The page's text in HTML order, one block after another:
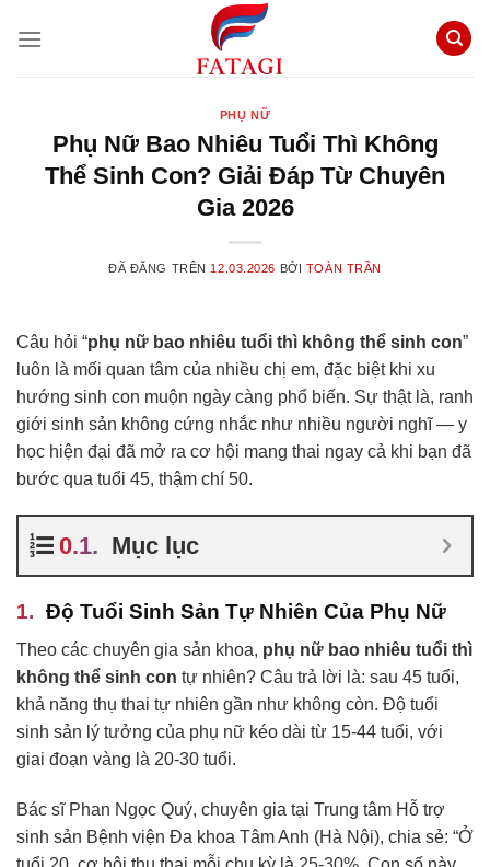
đến
PHỤ NỮ
Phụ Nữ Bao Nhiêu Tuổi Thì Không
Thể Sinh Con? Giải Đáp Từ Chuyên
Gia 2026
ĐÃ ĐĂNG TRÊN 12.03.2026 BỞI TOÀN TRẦN
Câu hỏi “phụ nữ bao nhiêu tuổi thì không thể sinh con”
luôn là mối quan tâm của nhiều chị em, đặc biệt khi xu
hướng sinh con muộn ngày càng phổ biến. Sự thật là, ranh
giới sinh sản không cứng nhắc như nhiều người nghĩ — y
học hiện đại đã mở ra cơ hội mang thai ngay cả khi bạn đã
bước qua tuổi 45, thậm chí 50.
Mục lục
Độ Tuổi Sinh Sản Tự Nhiên Của Phụ Nữ
Theo các chuyên gia sản khoa, phụ nữ bao nhiêu tuổi thì
không thể sinh con tự nhiên? Câu trả lời là: sau 45 tuổi,
khả năng thụ thai tự nhiên gần như không còn. Độ tuổi
sinh sản lý tưởng của phụ nữ kéo dài từ 15-44 tuổi, với
giai đoạn vàng là 20-30 tuổi.
Bác sĩ Phan Ngọc Quý, chuyên gia tại Trung tâm Hỗ trợ
sinh sản Bệnh viện Đa khoa Tâm Anh (Hà Nội), chia sẻ: “Ở